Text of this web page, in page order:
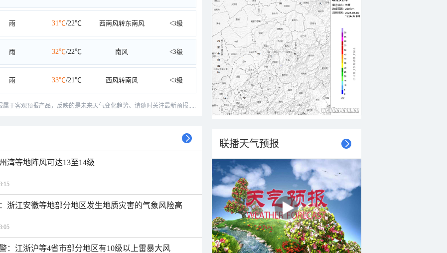
雨 31℃/22℃ 西南风转东南风 <3级
雨 32℃/22℃ 南风 <3级
雨 33℃/21℃ 西风转南风 <3级
属于客观预报产品，反映的是未来天气变化趋势、请随时关注最新预报.....
湾等地阵风可达13至14级
浙江安徽等地部分地区发生地质灾害的气象风险高
：江浙沪等4省市部分地区有10级以上雷暴大风
联播天气预报